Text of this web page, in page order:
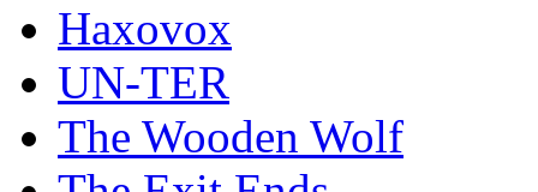
Haxovox
UN-TER
The Wooden Wolf